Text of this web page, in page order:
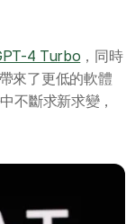
4 Turbo ，同時
來了更低的軟體
不斷求新求變，